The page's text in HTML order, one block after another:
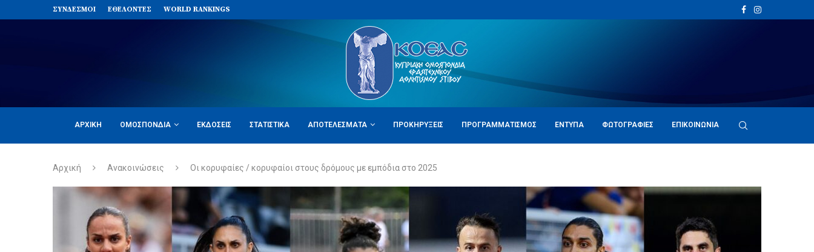
ΣΥΝΔΈΣΜΟΙ ΕΘΕΛΟΝΤΈΣ WORLD RANKINGS
ΑΡΧΙΚΉ ΟΜΟΣΠΟΝΔΊΑ ΕΚΔΌΣΕΙΣ ΣΤΑΤΙΣΤΙΚΆ ΑΠΟΤΕΛΈΣΜΑΤΑ ΠΡΟΚΗΡΎΞΕΙΣ ΠΡΟΓΡΑΜΜΑΤΙΣΜΌΣ ΈΝΤΥΠΑ ΦΩΤΟΓΡΑΦΊΕΣ ΕΠΙΚΟΙΝΩΝΊΑ
Αρχική Ανακοινώσεις Οι κορυφαίες / κορυφαίοι στους δρόμους με εμπόδια στο 2025